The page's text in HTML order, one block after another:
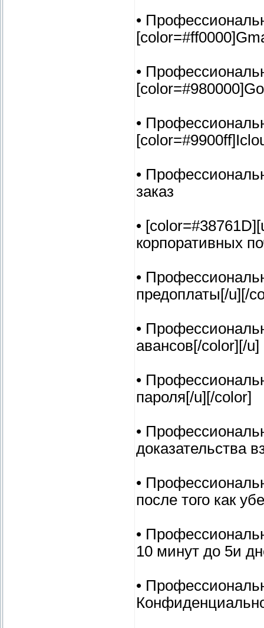
•
•
•
•
заказ
•
корпоративных
•
предоплаты[/u][/
•
авансов[/color][/u]
•
пароля[/u][/color]
•
доказательства
•
после того как
•
10 минут до 5и
•